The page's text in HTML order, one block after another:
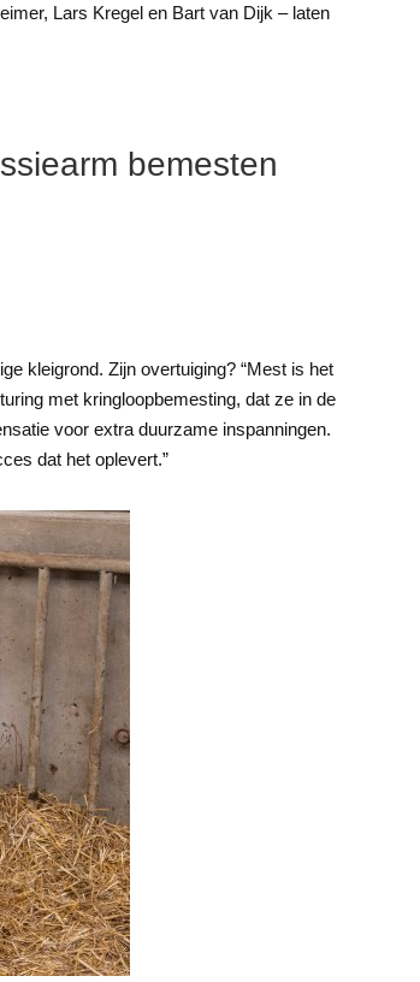
Lars Kregel en Bart van Dijk – laten
bemesten
kleigrond. Zijn overtuiging? “Mest is het
met kringloopbemesting, dat ze in de
voor extra duurzame inspanningen.
dat het oplevert.”